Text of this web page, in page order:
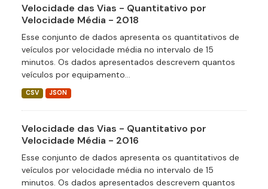
Velocidade das Vias - Quantitativo por
Velocidade Média - 2018
Esse conjunto de dados apresenta os quantitativos de
veículos por velocidade média no intervalo de 15
minutos. Os dados apresentados descrevem quantos
veículos por equipamento...
CSV JSON
Velocidade das Vias - Quantitativo por
Velocidade Média - 2016
Esse conjunto de dados apresenta os quantitativos de
veículos por velocidade média no intervalo de 15
minutos. Os dados apresentados descrevem quantos